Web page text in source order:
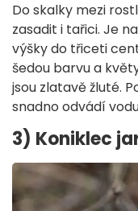
Do skalky mezi
zasadit i tařici. Je
výšky do třiceti
šedou barvu a
jsou zlatavě žluté.
snadno odvádí
3) Koniklec